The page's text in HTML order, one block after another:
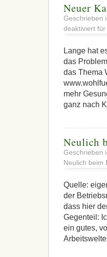
Neuer
Geschrieben
deaktiviert für
Lange hat
das
das Thema
mehr
ganz nach
Neulich
Geschrieben
Neulich beim
Quelle:
der
dass hier
Gegenteil:
ein gutes,